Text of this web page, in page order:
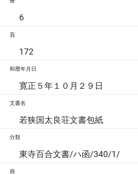
6
頁
172
和暦年月日
寛正５年１０月２９日
文書名
若狭国太良荘文書包紙
分類
東寺百合文書/ハ函/340/1/
画